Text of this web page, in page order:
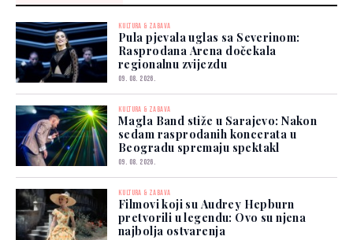
KULTURA & ZABAVA
Pula pjevala uglas sa Severinom:
Rasprodana Arena dočekala
regionalnu zvijezdu
09. 08. 2026.
KULTURA & ZABAVA
Magla Band stiže u Sarajevo: Nakon
sedam rasprodanih koncerata u
Beogradu spremaju spektakl
09. 08. 2026.
KULTURA & ZABAVA
Filmovi koji su Audrey Hepburn
pretvorili u legendu: Ovo su njena
najbolja ostvarenja